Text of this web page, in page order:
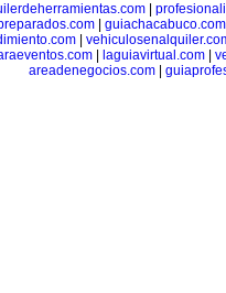
| guiachacabuco.com
|
laguiavirtual.com
areadenegocios.com|